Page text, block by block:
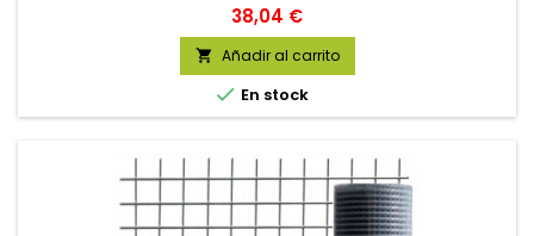
Precio
38,04 €
 Añadir al carrito
 En stock